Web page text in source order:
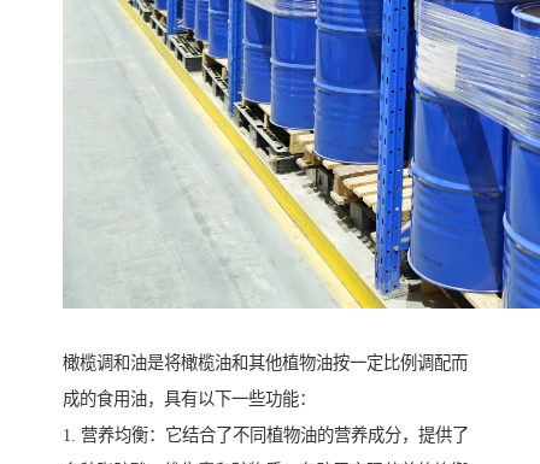
橄榄调和油是将橄榄油和其他植物油按一定比例调配而
成的食用油，具有以下一些功能：
1. 营养均衡：它结合了不同植物油的营养成分，提供了